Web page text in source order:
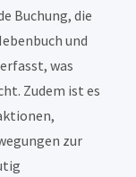
Buchung, die
und
was
Zudem ist es
zur